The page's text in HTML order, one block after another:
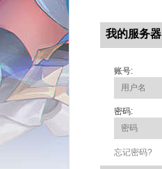
我的服务器
账号:
密码:
忘记密码?